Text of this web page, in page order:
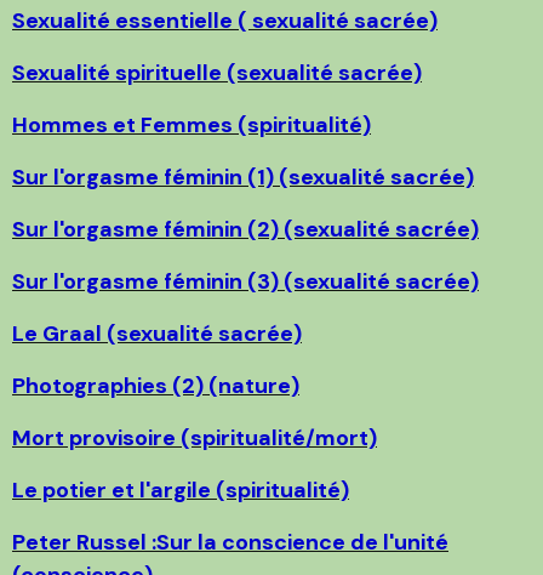
Sexualité essentielle ( sexualité sacrée)
Sexualité spirituelle (sexualité sacrée)
Hommes et Femmes (spiritualité)
Sur l'orgasme féminin (1) (sexualité sacrée)
Sur l'orgasme féminin (2) (sexualité sacrée)
Sur l'orgasme féminin (3) (sexualité sacrée)
Le Graal (sexualité sacrée)
Photographies (2) (nature)
Mort provisoire (spiritualité/mort)
Le potier et l'argile (spiritualité)
Peter Russel :Sur la conscience de l'unité